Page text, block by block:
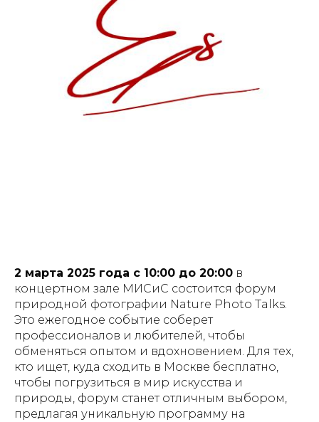
2 марта 2025 года с 10:00 до 20:00 в
концертном зале МИСиС состоится форум
природной фотографии Nature Photo Talks.
Это ежегодное событие соберет
профессионалов и любителей, чтобы
обменяться опытом и вдохновением. Для тех,
кто ищет, куда сходить в Москве бесплатно,
чтобы погрузиться в мир искусства и
природы, форум станет отличным выбором,
предлагая уникальную программу на